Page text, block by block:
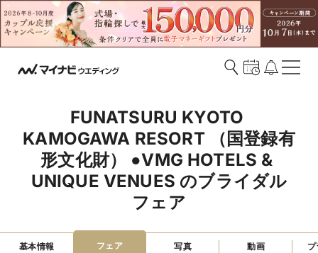
FUNATSURU KYOTO
KAMOGAWA RESORT （国登録有
形文化財） ●VMG HOTELS &
UNIQUE VENUES のブライダル
フェア
基本情報 フェア 写真 動画